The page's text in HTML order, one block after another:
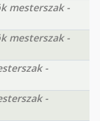
mesterszak -
mesterszak -
-
-